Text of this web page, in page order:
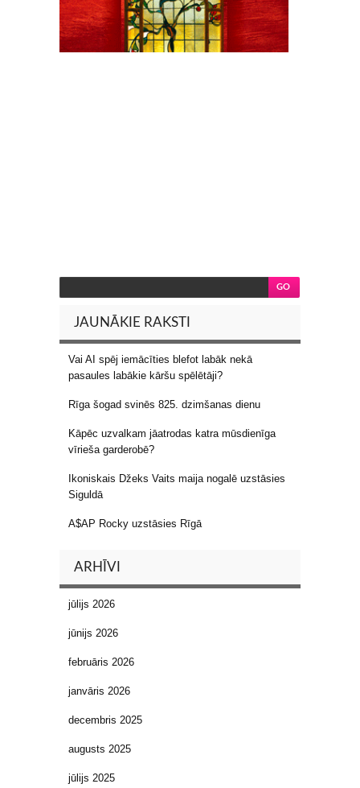
JAUNĀKIE RAKSTI
Vai AI spēj iemācīties blefot labāk nekā
pasaules labākie kāršu spēlētāji?
Rīga šogad svinēs 825. dzimšanas dienu
Kāpēc uzvalkam jāatrodas katra mūsdienīga
vīrieša garderobē?
Ikoniskais Džeks Vaits maija nogalē uzstāsies
Siguldā
A$AP Rocky uzstāsies Rīgā
ARHĪVI
jūlijs 2026
jūnijs 2026
februāris 2026
janvāris 2026
decembris 2025
augusts 2025
jūlijs 2025